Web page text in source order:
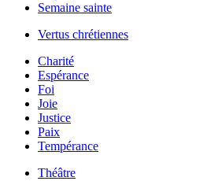
Semaine sainte
Vertus chrétiennes
Charité
Espérance
Foi
Joie
Justice
Paix
Tempérance
Théâtre